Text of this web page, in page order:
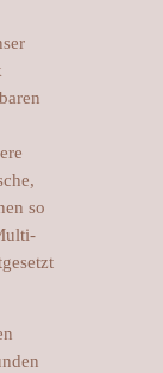
so